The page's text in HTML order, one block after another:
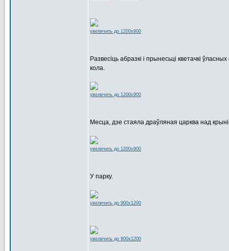
увеличить до 1200x900
Развесіць абразкі і прынесьці кветачкі
кола.
увеличить до 1200x900
Месца, дзе стаяла драўляная царква над
увеличить до 1200x900
У парку.
увеличить до 900x1200
увеличить до 900x1200